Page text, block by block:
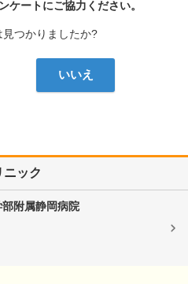
ケートにご協力ください。
つかりましたか?
いいえ
ニック
附属静岡病院